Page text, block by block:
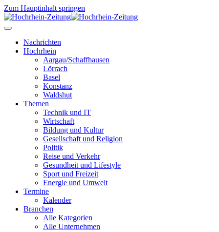
Zum Hauptinhalt springen
Nachrichten
Hochrhein
Aargau/Schaffhausen
Lörrach
Basel
Konstanz
Waldshut
Themen
Technik und IT
Wirtschaft
Bildung und Kultur
Gesellschaft und Religion
Politik
Reise und Verkehr
Gesundheit und Lifestyle
Sport und Freizeit
Energie und Umwelt
Termine
Kalender
Branchen
Alle Kategorien
Alle Unternehmen